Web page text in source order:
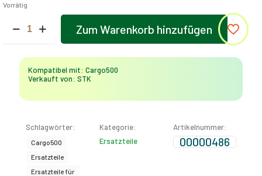
Vorrätig
Zum Warenkorb hinzufügen
Alternative:
Kompatibel mit: Cargo500
Verkauft von: STK
Schlagwörter:
Cargo500
Ersatzteile
Ersatzteile für
Kategorie:
Ersatzteile
Artikelnummer:
00000486